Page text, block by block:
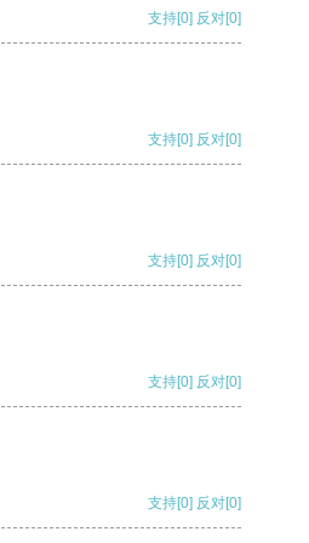
支持[0] 反对[0]
支持[0] 反对[0]
支持[0] 反对[0]
支持[0] 反对[0]
支持[0] 反对[0]